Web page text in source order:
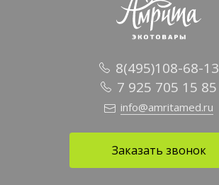
8(495)108-68-13
7 925 705 15 85
info@amritamed.ru
Заказать звонок